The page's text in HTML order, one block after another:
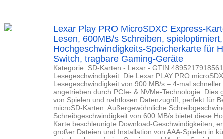
Lexar Play PRO MicroSDXC Express-
Lesen, 600MB/s Schreiben,
Hochgeschwindigkeits-Speicherkarte für
Switch, tragbare Gaming-Geräte
Kategorie: SD-Karten - Lexar -
Lesegeschwindigkeit: Die Lexar PLAY PRO
Lesegeschwindigkeit von 900 MB/s – 4-mal schneller
angetrieben durch PCIe- & NVMe-Technologie. Dies
von Spielen und nahtlosen Datenzugriff, perfekt für
microSD-Karten. Außergewöhnliche
Schreibgeschwindigkeit von 600 MB/s bietet diese
Karte beschleunigte Download-Geschwindigkeiten,
großer Dateien und Installation von AAA-Spielen in